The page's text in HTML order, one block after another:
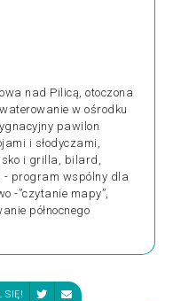
nad Pilicą, otoczona
w ośrodku
pawilon
i słodyczami,
i grilla, bilard,
- program wspólny dla
-”czytanie mapy”,
północnego
SIĘ!